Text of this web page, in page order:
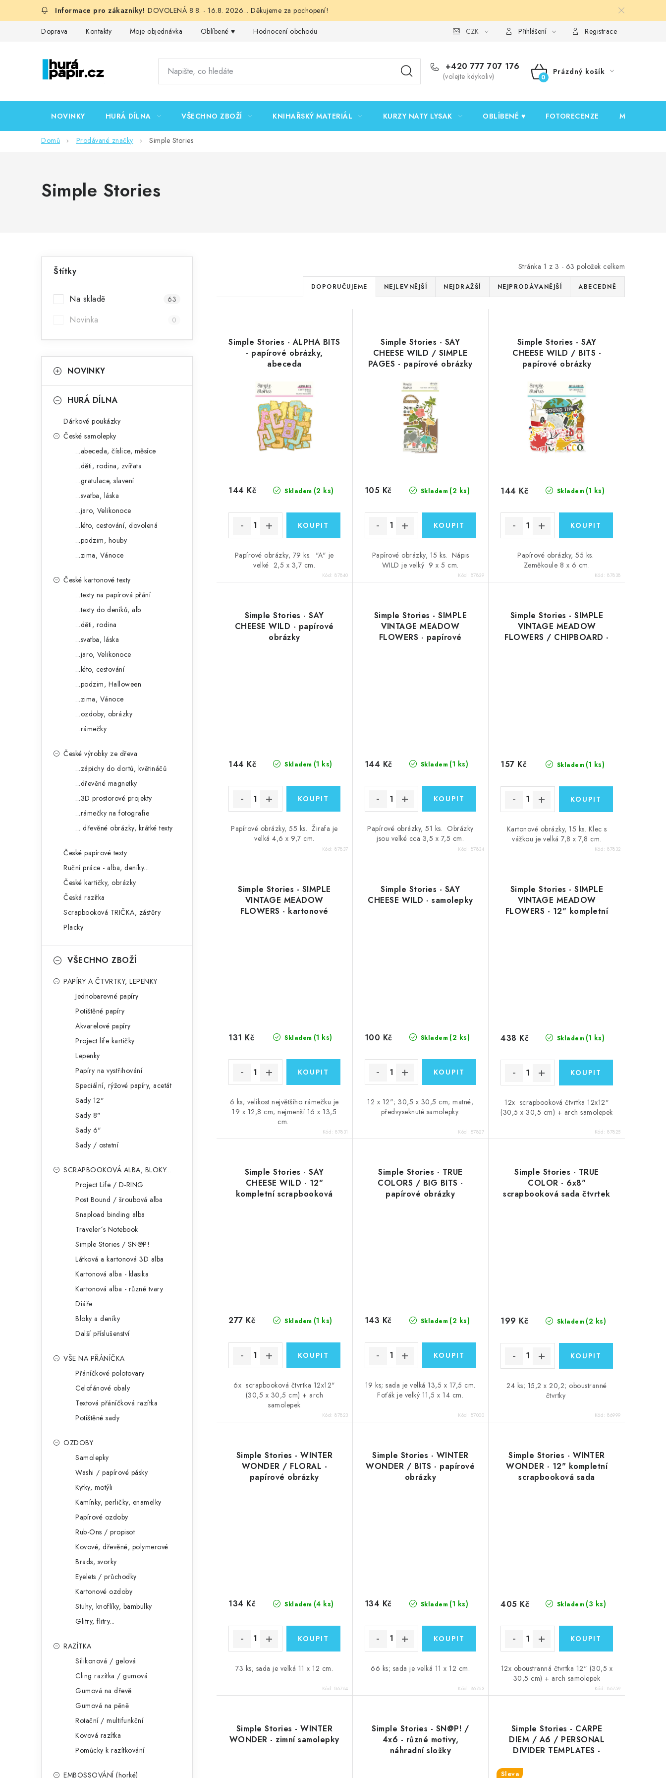
DOVOLENÁ 8.8. - 16.8. 2026... Děkujeme za pochopení!
Doprava Kontakty Moje objednávka Oblíbené ♥️ Hodnocení obchodu Podmínky ochrany osobních údajů Ověřování recenzí
CZK Přihlášení Registrace
+420 777 707 176
(volejte kdykoliv)
NÁKUPNÍ
Prázdný košík
NOVINKY HURÁ DÍLNA VŠECHNO ZBOŽÍ KNIHAŘSKÝ MATERIÁL KURZY NATY LYSAK OBLÍBENÉ ♥️ FOTORECENZE MOJE
Domů Prodávané značky Simple Stories
Simple Stories
r
a
Štítky
Na skladě 63
Novinka 0
kategorie
a
NOVINKY
HURÁ DÍLNA
Dárkové poukázky
České samolepky
...abeceda, číslice, měsíce
...děti, rodina, zvířata
...gratulace, slavení
...svatba, láska
...jaro, Velikonoce
...léto, cestování, dovolená
...podzim, houby
...zima, Vánoce
České kartonové texty
...texty na papírová přání
...texty do deníků, alb
...děti, rodina
...svatba, láska
...jaro, Velikonoce
...léto, cestování
...podzim, Halloween
...zima, Vánoce
...ozdoby, obrázky
...rámečky
České výrobky ze dřeva
...zápichy do dortů, květináčů
...dřevěné magnetky
...3D prostorové projekty
...rámečky na fotografie
... dřevěné obrázky, krátké texty
České papírové texty
Ruční práce - alba, deníky...
České kartičky, obrázky
Česká razítka
Scrapbooková TRIČKA, zástěry
Placky
VŠECHNO ZBOŽÍ
PAPÍRY A ČTVRTKY, LEPENKY
Jednobarevné papíry
Potištěné papíry
Akvarelové papíry
Project life kartičky
Lepenky
Papíry na vystřihování
Speciální, rýžové papíry, acetát
Sady 12"
Sady 8"
Sady 6"
Sady / ostatní
SCRAPBOOKOVÁ ALBA, BLOKY...
Project Life / D-RING
Post Bound / šroubová alba
Snapload binding alba
Traveler´s Notebook
Simple Stories / SN@P!
Látková a kartonová 3D alba
Kartonová alba - klasika
Kartonová alba - různé tvary
Diáře
Bloky a deníky
Další příslušenství
VŠE NA PŘÁNÍČKA
Přáníčkové polotovary
Celofánové obaly
Textová přáníčková razítka
Potištěné sady
OZDOBY
Samolepky
Washi / papírové pásky
Kytky, motýli
Kamínky, perličky, enamelky
Papírové ozdoby
Rub-Ons / propisot
Kovové, dřevěné, polymerové
Brads, svorky
Eyelets / průchodky
Kartonové ozdoby
Stuhy, knoflíky, bambulky
Glitry, flitry...
RAZÍTKA
Silikonová / gelová
Cling razítka / gumová
Gumová na dřevě
Gumová na pěně
Rotační / multifunkční
Kovová razítka
Pomůcky k razítkování
EMBOSSOVÁNÍ (horké)
Stránka 1 z 3 - 63 položek celkem
Ř
a
e
n
í
p
r
o
d
k
t
ů
DOPORUČUJEME NEJLEVNĚJŠÍ NEJDRAŽŠÍ NEJPRODÁVANĚJŠÍ ABECEDNĚ
Simple Stories - ALPHA BITS
- papírové obrázky,
abeceda
Skladem (2 ks)
144 Kč
Papírové obrázky, 79 ks. "A" je
velké 2,5 x 3,7 cm.
Kód:87840
Simple Stories - SAY
CHEESE WILD / SIMPLE
PAGES - papírové obrázky
Skladem (2 ks)
105 Kč
Papírové obrázky, 15 ks. Nápis
WILD je velký 9 x 5 cm.
Kód: 87839
Simple Stories - SAY
CHEESE WILD / BITS -
papírové obrázky
Skladem (1 ks)
144 Kč
Papírové obrázky, 55 ks.
Zeměkoule 8 x 6 cm.
Kód:87838
Simple Stories - SAY
CHEESE WILD - papírové
obrázky
Skladem (1 ks)
144 Kč
Papírové obrázky, 55 ks. Žirafa je
velká 4,6 x 9,7 cm.
Kód:87837
Simple Stories - SIMPLE
VINTAGE MEADOW
FLOWERS - papírové
Skladem (1 ks)
144 Kč
Papírové obrázky, 51 ks. Obrázky
jsou velké cca 3,5 x 7,5 cm.
Kód: 87834
Simple Stories - SIMPLE
VINTAGE MEADOW
FLOWERS / CHIPBOARD -
Skladem (1 ks)
157 Kč
Kartonové obrázky, 15 ks. Klec s
vážkou je velká 7,8 x 7,8 cm.
Kód:87832
Simple Stories - SIMPLE
VINTAGE MEADOW
FLOWERS - kartonové
Skladem (1 ks)
131 Kč
6 ks; velikost největšího rámečku je
19 x 12,8 cm; nejmenší 16 x 13,5
cm.
Kód:87831
Simple Stories - SAY
CHEESE WILD - samolepky
Skladem (2 ks)
100 Kč
12 x 12"; 30,5 x 30,5 cm; matné,
předvyseknuté samolepky.
Kód: 87827
Simple Stories - SIMPLE
VINTAGE MEADOW
FLOWERS - 12" kompletní
Skladem (1 ks)
438 Kč
12x scrapbooková čtvrtka 12x12"
(30,5 x 30,5 cm) + arch samolepek
Kód:87825
Simple Stories - SAY
CHEESE WILD - 12"
kompletní scrapbooková
Skladem (1 ks)
277 Kč
6x scrapbooková čtvrtka 12x12"
(30,5 x 30,5 cm) + arch
samolepek
Kód:87823
Simple Stories - TRUE
COLORS / BIG BITS -
papírové obrázky
Skladem (2 ks)
143 Kč
19 ks; sada je velká 13,5 x 17,5 cm.
Foťák je velký 11,5 x 14 cm.
Kód: 87000
Simple Stories - TRUE
COLOR - 6x8"
scrapbooková sada čtvrtek
Skladem (2 ks)
199 Kč
24 ks; 15,2 x 20,2; oboustranné
čtvrtky
Kód:86999
Simple Stories - WINTER
WONDER / FLORAL -
papírové obrázky
Skladem (4 ks)
134 Kč
73 ks; sada je velká 11 x 12 cm.
Kód:86764
Simple Stories - WINTER
WONDER / BITS - papírové
obrázky
Skladem (1 ks)
134 Kč
66 ks; sada je velká 11 x 12 cm.
Kód: 86763
Simple Stories - WINTER
WONDER - 12" kompletní
scrapbooková sada
Skladem (3 ks)
405 Kč
12x oboustranná čtvrtka 12" (30,5 x
30,5 cm) + arch samolepek
Kód:86759
Simple Stories - WINTER
WONDER - zimní samolepky
Simple Stories - SN@P! /
4x6 - různé motivy,
náhradní složky
Simple Stories - CARPE
DIEM / A6 / PERSONAL
DIVIDER TEMPLATES -
Sleva